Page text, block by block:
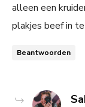
alleen een
plakjes beef in
Beantwoorden